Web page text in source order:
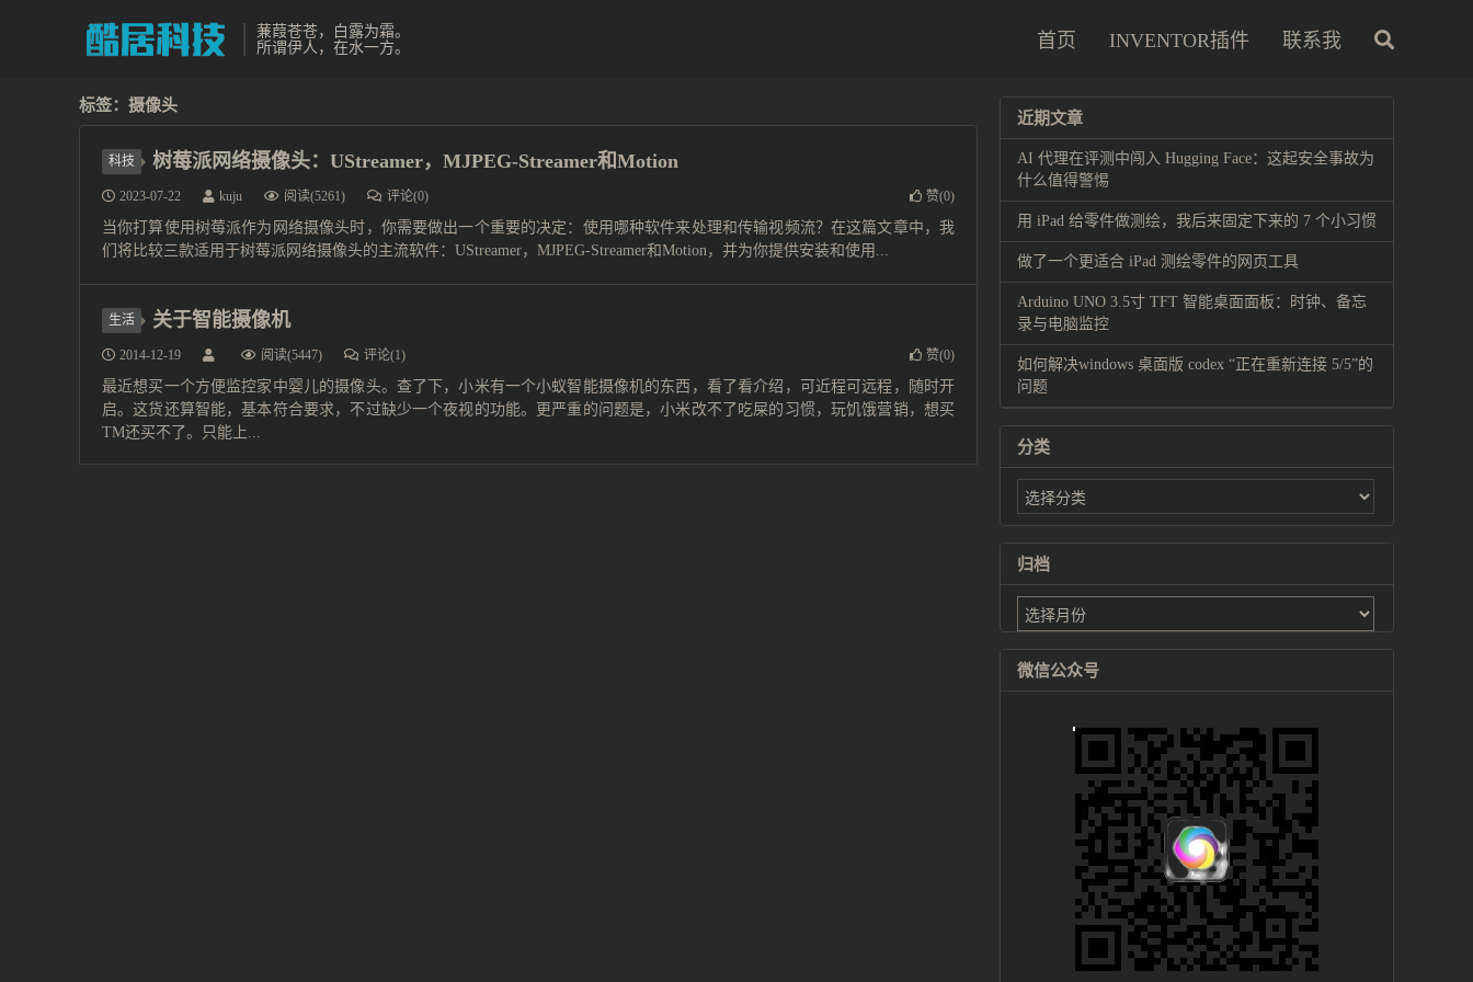
蒹葭苍苍，白露为霜。
所谓伊人，在水一方。
首页 INVENTOR插件 联系我
标签：摄像头
科技 树莓派网络摄像头：UStreamer，MJPEG-Streamer和Motion
2023-07-22 kuju 阅读(5261) 评论(0) 赞(0)
当你打算使用树莓派作为网络摄像头时，你需要做出一个重要的决定：使用哪种软件来处理和传输视频流？在这篇文章中，我
们将比较三款适用于树莓派网络摄像头的主流软件：UStreamer，MJPEG-Streamer和Motion，并为你提供安装和使用...
生活 关于智能摄像机
2014-12-19 阅读(5447) 评论(1) 赞(0)
最近想买一个方便监控家中婴儿的摄像头。查了下，小米有一个小蚁智能摄像机的东西，看了看介绍，可近程可远程，随时开
启。这货还算智能，基本符合要求，不过缺少一个夜视的功能。更严重的问题是，小米改不了吃屎的习惯，玩饥饿营销，想买
TM还买不了。只能上...
近期文章
AI 代理在评测中闯入 Hugging Face：这起安全事故为
什么值得警惕
用 iPad 给零件做测绘，我后来固定下来的 7 个小习惯
做了一个更适合 iPad 测绘零件的网页工具
Arduino UNO 3.5寸 TFT 智能桌面面板：时钟、备忘
录与电脑监控
如何解决windows 桌面版 codex “正在重新连接 5/5”的
问题
分类
归档
微信公众号